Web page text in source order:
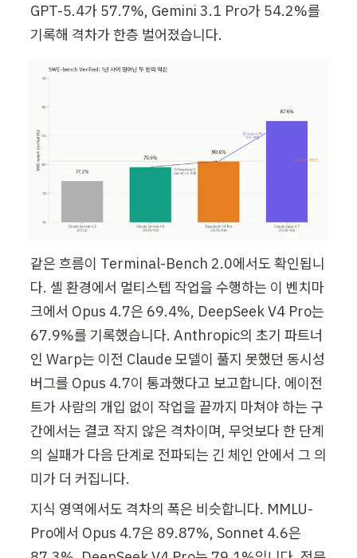
GPT-5.4가 57.7%, Gemini 3.1 Pro가 54.2%를
기록해 격차가 한층 벌어졌습니다.
같은 흐름이 Terminal-Bench 2.0에서도 확인됩니
다. 셸 환경에서 멀티스텝 작업을 수행하는 이 벤치마
크에서 Opus 4.7은 69.4%, DeepSeek V4 Pro는
67.9%를 기록했습니다. Anthropic의 초기 파트너
인 Warp는 이전 Claude 모델이 풀지 못했던 동시성
버그를 Opus 4.7이 통과했다고 보고합니다. 에이전
트가 사람의 개입 없이 작업을 끝까지 마쳐야 하는 구
간에서는 결코 작지 않은 격차이며, 무엇보다 한 단계
의 실패가 다음 단계로 전파되는 긴 체인 안에서 그 의
미가 더 커집니다.
지식 영역에서도 격차의 폭은 비슷합니다. MMLU-
Pro에서 Opus 4.7은 89.87%, Sonnet 4.6은